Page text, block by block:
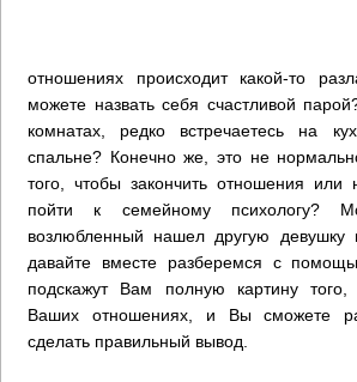
отношениях происходит какой-то
можете назвать себя счастливой
комнатах, редко встречаетесь на
спальне? Конечно же, это не
того, чтобы закончить отношения или
пойти к семейному психологу?
возлюбленный нашел другую девушку
давайте вместе разберемся с
подскажут Вам полную картину
Ваших отношениях, и Вы сможете
сделать правильный вывод.